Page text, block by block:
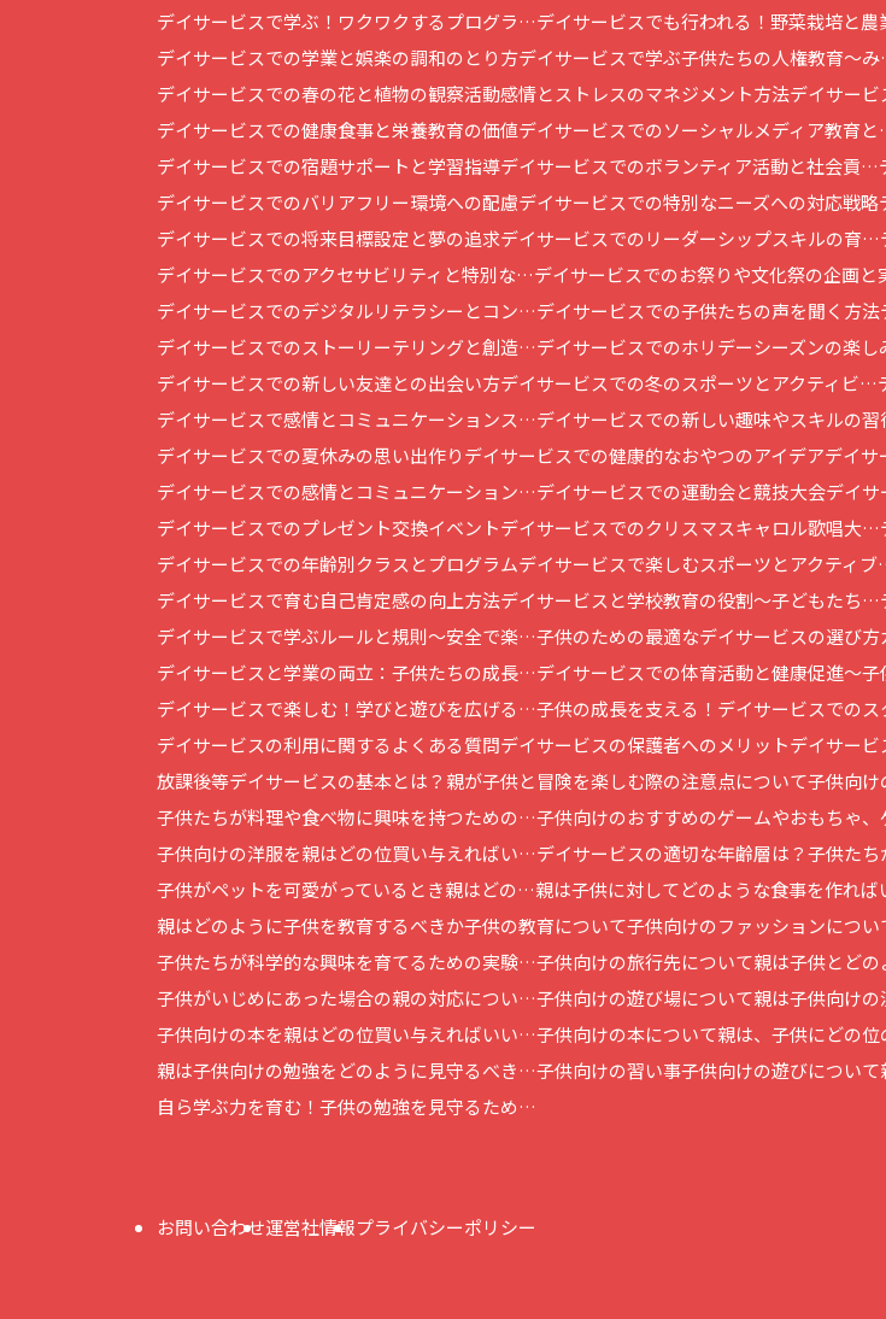
デイサービスで学ぶ！ワクワクするプログラ…デイサービスでも行われる！野菜栽培と
デイサービスでの学業と娯楽の調和のとり方デイサービスで学ぶ子供たちの人権教育～
デイサービスでの春の花と植物の観察活動感情とストレスのマネジメント方法デイサー
デイサービスでの健康食事と栄養教育の価値デイサービスでのソーシャルメディア教育
デイサービスでの宿題サポートと学習指導デイサービスでのボランティア活動と社会貢…
デイサービスでのバリアフリー環境への配慮デイサービスでの特別なニーズへの対応戦略
デイサービスでの将来目標設定と夢の追求デイサービスでのリーダーシップスキルの育…
デイサービスでのアクセサビリティと特別な…デイサービスでのお祭りや文化祭の企画
デイサービスでのデジタルリテラシーとコン…デイサービスでの子供たちの声を聞く方法
デイサービスでのストーリーテリングと創造…デイサービスでのホリデーシーズンの楽
デイサービスでの新しい友達との出会い方デイサービスでの冬のスポーツとアクティビ…
デイサービスで感情とコミュニケーションス…デイサービスでの新しい趣味やスキルの習
デイサービスでの夏休みの思い出作りデイサービスでの健康的なおやつのアイデアデイサ
デイサービスでの感情とコミュニケーション…デイサービスでの運動会と競技大会デイサ
デイサービスでのプレゼント交換イベントデイサービスでのクリスマスキャロル歌唱大…
デイサービスでの年齢別クラスとプログラムデイサービスで楽しむスポーツとアクティ
デイサービスで育む自己肯定感の向上方法デイサービスと学校教育の役割～子どもたち…
デイサービスで学ぶルールと規則～安全で楽…子供のための最適なデイサービスの選び
デイサービスと学業の両立：子供たちの成長…デイサービスでの体育活動と健康促進～
デイサービスで楽しむ！学びと遊びを広げる…子供の成長を支える！デイサービスでの
デイサービスの利用に関するよくある質問デイサービスの保護者へのメリットデイサー
放課後等デイサービスの基本とは？ 親が子供と冒険を楽しむ際の注意点について子供向
子供たちが料理や食べ物に興味を持つための…子供向けのおすすめのゲームやおもちゃ
子供向けの洋服を親はどの位買い与えればい…デイサービスの適切な年齢層は？子供た
子供がペットを可愛がっているとき親はどの…親は子供に対してどのような食事を作れ
親はどのように子供を教育するべきか子供の教育について子供向けのファッションについ
子供たちが科学的な興味を育てるための実験…子供向けの旅行先について親は子供とど
子供がいじめにあった場合の親の対応につい…子供向けの遊び場について親は子供向け
子供向けの本を親はどの位買い与えればいい…子供向けの本について親は、子供にどの
親は子供向けの勉強をどのように見守るべき…子供向けの習い事子供向けの遊びについ
自ら学ぶ力を育む！子供の勉強を見守るため…
お問い合わせ運営社情報プライバシーポリシー